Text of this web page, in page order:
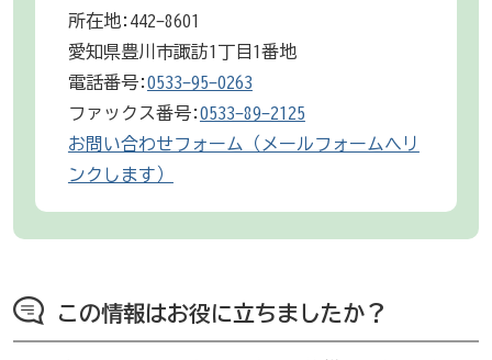
所在地:442-8601
愛知県豊川市諏訪1丁目1番地
電話番号:0533-95-0263
ファックス番号:0533-89-2125
お問い合わせフォーム（メールフォームへリ
ンクします）
この情報はお役に立ちましたか？